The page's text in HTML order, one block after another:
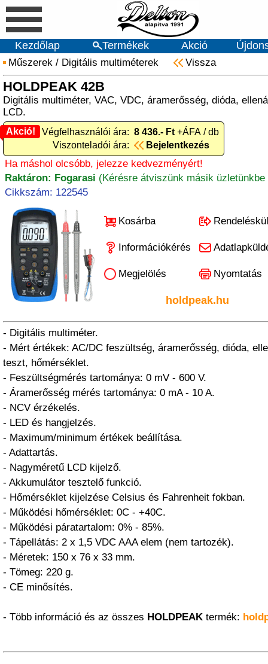
Kezdőlap Termékek Akció
Műszerek / Digitális multiméterek Vissza
HOLDPEAK 42B
Digitális multiméter, VAC, VDC, áramerősség, dióda,
LCD.
Akció!
Akció! Végfelhasználói ára: 8 436.- Ft +ÁFA / db
Viszonteladói ára:
Bejelentkezés
Ha máshol olcsóbb, jelezze kedvezményért!
Raktáron: Fogarasi (Kérésre átviszünk másik üzletünkbe
Cikkszám: 122545
Kosárba
Információkérés
Megjelölés Nyomtatás
holdpeak.hu
- Digitális multiméter.
- Mért értékek: AC/DC feszültség, áramerősség, dióda,
teszt, hőmérséklet.
- Feszültségmérés tartománya: 0 mV - 600 V.
- Áramerősség mérés tartománya: 0 mA - 10 A.
- NCV érzékelés.
- LED és hangjelzés.
- Maximum/minimum értékek beállítása.
- Adattartás.
- Nagyméretű LCD kijelző.
- Akkumulátor tesztelő funkció.
- Hőmérséklet kijelzése Celsius és Fahrenheit fokban.
- Működési hőmérséklet: 0C - +40C.
- Működési páratartalom: 0% - 85%.
- Tápellátás: 2 x 1,5 VDC AAA elem (nem tartozék).
- Méretek: 150 x 76 x 33 mm.
- Tömeg: 220 g.
- CE minősítés.
- Több információ és az összes HOLDPEAK termék: